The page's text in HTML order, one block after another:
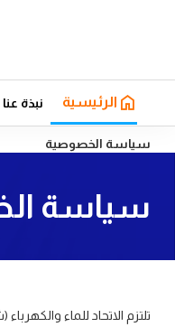
الرئيسية نبذة عنا
سياسة الخصوصية
سياسة
تلتزم الاتحاد للماء